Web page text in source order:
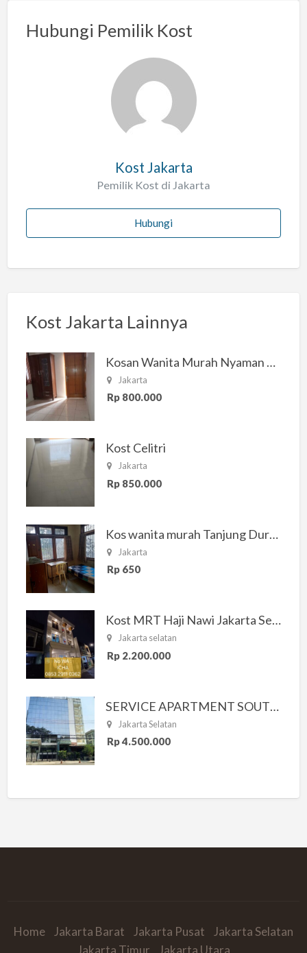
s
Hubungi Pemilik Kost
Kost Jakarta
Pemilik Kost di Jakarta
Hubungi
Kost Jakarta Lainnya
Kosan Wanita Murah Nyaman di Jakarta Selatan
Jakarta
Rp 800.000
Kost Celitri
Jakarta
Rp 850.000
Kos wanita murah Tanjung Duren Jakarta Barat
Jakarta
Rp 650
Kost MRT Haji Nawi Jakarta Selatan
Jakarta selatan
Rp 2.200.000
SERVICE APARTMENT SOUTH RESIDENCE
Jakarta Selatan
Rp 4.500.000
Home Jakarta Barat Jakarta Pusat
Jakarta Selatan
Jakarta Timur
Jakarta Utara